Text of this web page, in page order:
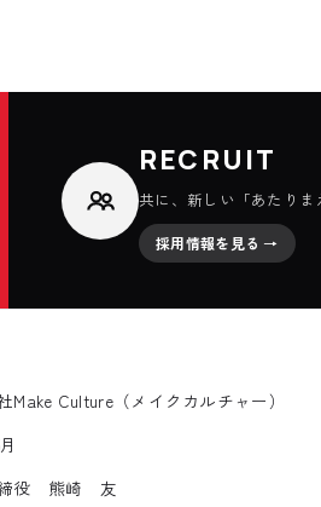
RECRUIT
共に、新しい「あたりま
採用情報を見る →
Make Culture（メイクカルチャー）
役 熊崎 友